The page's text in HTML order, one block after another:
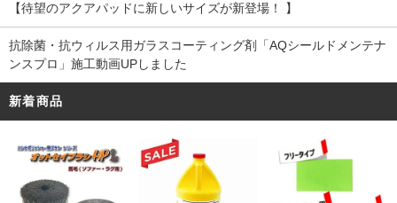
【待望のアクアパッドに新しいサイズが新登場！ 】
抗除菌・抗ウィルス用ガラスコーティング剤「AQシールドメンテナ
ンスプロ」施工動画UPしました
新着商品